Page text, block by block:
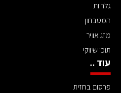
גלריות
המטבחון
מזג אוויר
תוכן שיווקי
עוד ..
פרסום בחזית